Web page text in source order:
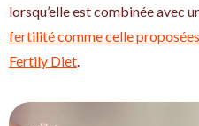
lorsqu’elle est combinée avec
fertilité comme celle
Fertily Diet